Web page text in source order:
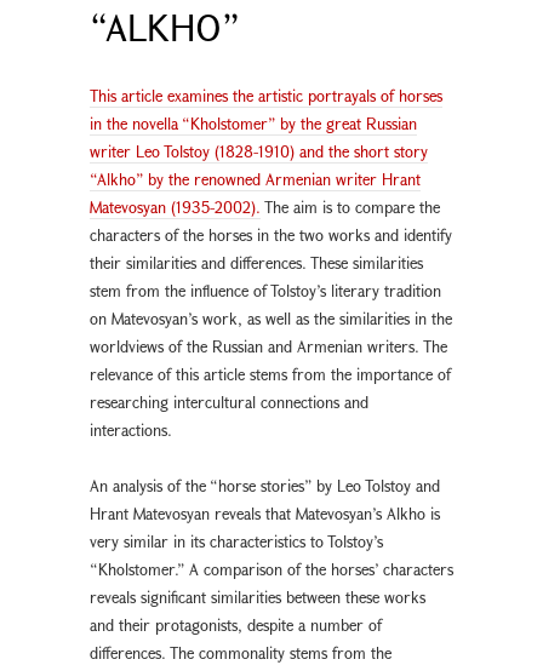
“ALKHO”
This article examines the artistic portrayals of horses
in the novella “Kholstomer” by the great Russian
writer Leo Tolstoy (1828-1910) and the short story
“Alkho” by the renowned Armenian writer Hrant
Matevosyan (1935-2002). The aim is to compare the
characters of the horses in the two works and identify
their similarities and differences. These similarities
stem from the influence of Tolstoy’s literary tradition
on Matevosyan’s work, as well as the similarities in the
worldviews of the Russian and Armenian writers. The
relevance of this article stems from the importance of
researching intercultural connections and
interactions.
An analysis of the “horse stories” by Leo Tolstoy and
Hrant Matevosyan reveals that Matevosyan’s Alkho is
very similar in its characteristics to Tolstoy’s
“Kholstomer.” A comparison of the horses’ characters
reveals significant similarities between these works
and their protagonists, despite a number of
differences. The commonality stems from the